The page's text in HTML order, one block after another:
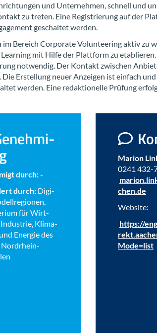
und Un­ter­neh­men, schnell und
zu tre­ten. Eine Re­gis­trie­rung auf der
ge­schal­tet wer­den.
Be­reich Cor­po­ra­te Vol­un­tee­ring aktiv zu
mit Hilfe der Platt­form zu
not­wen­dig. Der Kon­takt zwi­schen
Er­stel­lung neuer An­zei­gen ist ein­fach
wer­den. Eine re­dak­tio­nel­le Prü­fung
durch: -
durch: Di­gi­
für Wirt­
Kli­ma­
En­er­gie des
Nordrhein-​
Ma­ri­on
0241 432-​
chen.de
Web­site:
https://
Mo­de=list